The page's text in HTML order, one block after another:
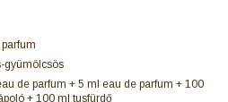
gyümölcsös
de parfum + 5 ml eau de parfum + 100
+ 100 ml tusfürdő